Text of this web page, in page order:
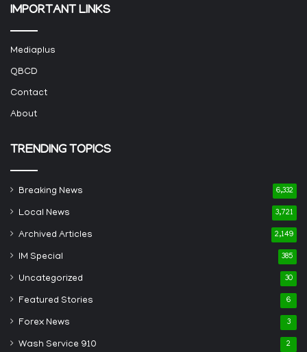
IMPORTANT LINKS
Mediaplus
QBCD
Contact
About
TRENDING TOPICS
Breaking News 6,332
Local News 3,721
Archived Articles 2,149
IM Special 385
Uncategorized 30
Featured Stories 6
Forex News 3
Wash Service 910 2